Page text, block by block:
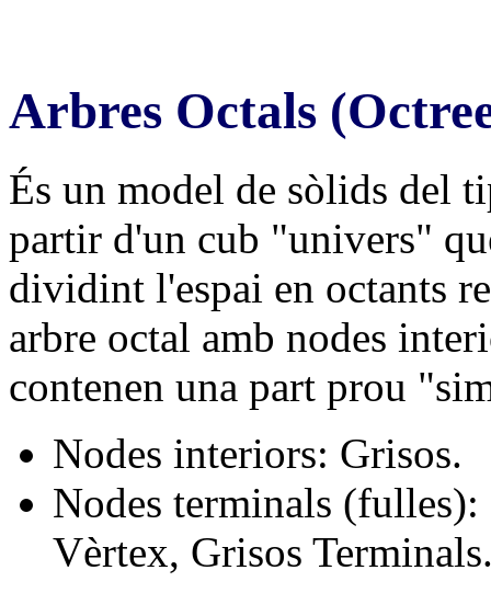
Arbres Octals
És un model de sòlids del
partir d'un cub "univers"
dividint l'espai en octants
arbre octal amb nodes
contenen una part prou
Nodes interiors: Grisos.
Nodes terminals (fulles):
Vèrtex, Grisos